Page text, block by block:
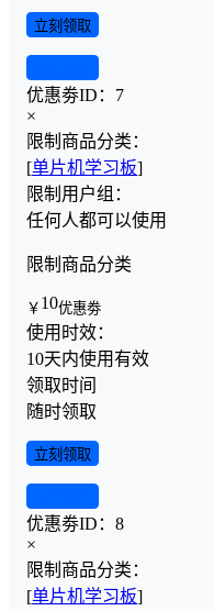
立刻领取
优惠劵ID： 7
×
限制商品分类：
[单片机学习板]
限制用户组：
任何人都可以使用
限制商品分类
￥ 10优惠劵
使用时效：
10天内使用有效
领取时间
随时领取
立刻领取
优惠劵ID： 8
×
限制商品分类：
[单片机学习板]